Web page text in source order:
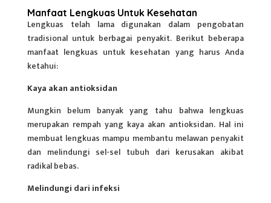
Manfaat Lengkuas Untuk Kesehatan
Lengkuas telah lama digunakan dalam pengobatan
tradisional untuk berbagai penyakit. Berikut beberapa
manfaat lengkuas untuk kesehatan yang harus Anda
ketahui:
Kaya akan antioksidan
Mungkin belum banyak yang tahu bahwa lengkuas
merupakan rempah yang kaya akan antioksidan. Hal ini
membuat lengkuas mampu membantu melawan penyakit
dan melindungi sel-sel tubuh dari kerusakan akibat
radikal bebas.
Melindungi dari infeksi